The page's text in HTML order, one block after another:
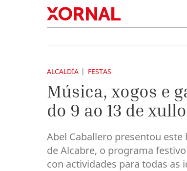
ALCALDÍA FESTAS
Música, xogos e
do 9 ao 13 de xullo
Abel Caballero presentou este
de Alcabre, o programa
con actividades para todas as